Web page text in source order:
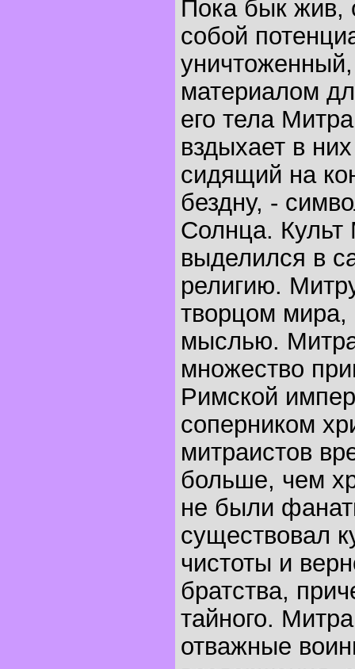
Пока бык жив,
собой
материалом
его тела
вздыхает в
сидящий на
бездну, -
Солнца.
выделился в
религию.
творцом мира,
мыслью.
множество
Римской
соперником
митраистов
больше, чем
не были
существовал
чистоты и
братства,
тайного.
отважные